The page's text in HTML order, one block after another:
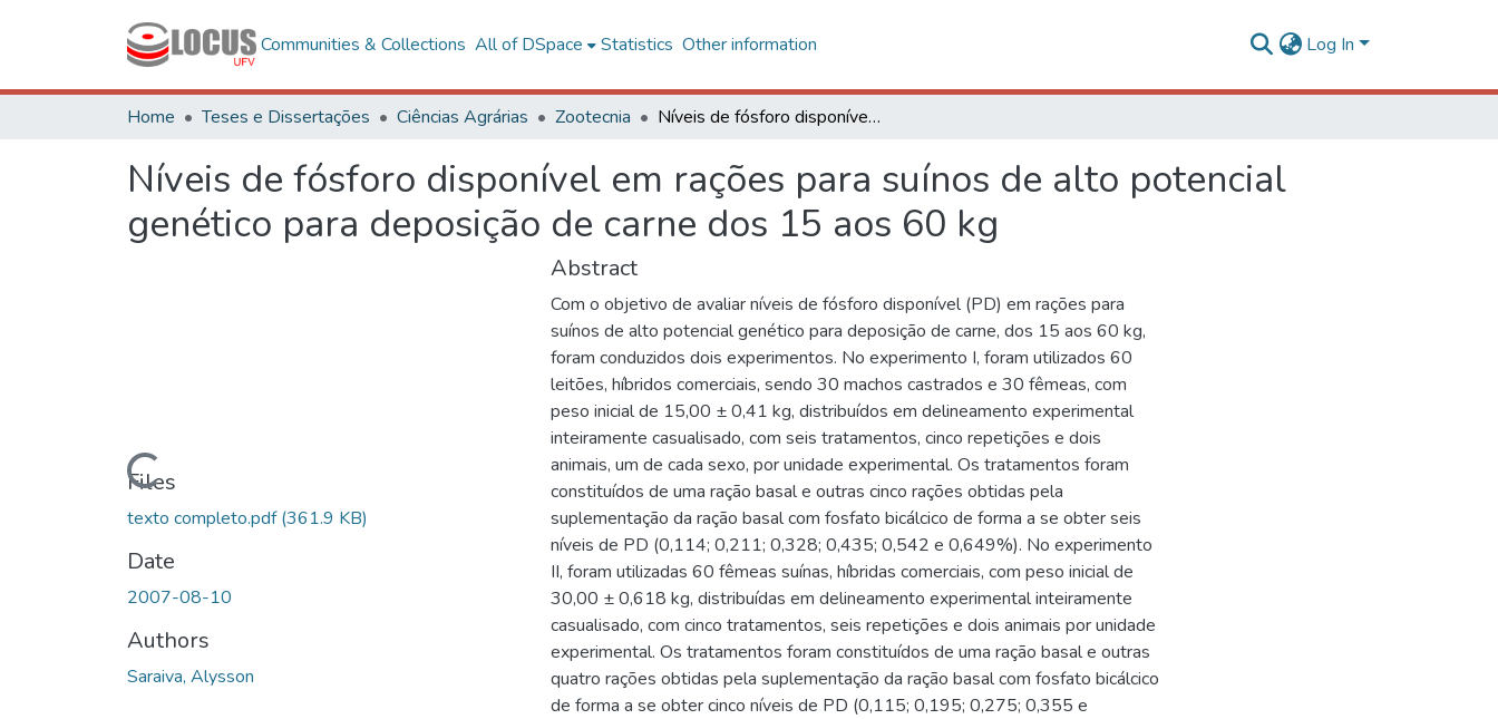
Communities & Collections All of DSpace Statistics Other information Log In
Home Teses e Dissertações Ciências Agrárias Zootecnia Níveis de fósforo disponível em rações para suínos de alto potencial genético para deposição de carne dos 15 aos 60 kg
Níveis de fósforo disponível em rações para suínos de alto potencial
genético para deposição de carne dos 15 aos 60 kg
Loading...
Files
texto completo.pdf(361.9 KB)
Date
2007-08-10
Authors
Saraiva, Alysson
Abstract
Com o objetivo de avaliar níveis de fósforo disponível (PD) em rações para
suínos de alto potencial genético para deposição de carne, dos 15 aos 60 kg,
foram conduzidos dois experimentos. No experimento I, foram utilizados 60
leitões, híbridos comerciais, sendo 30 machos castrados e 30 fêmeas, com
peso inicial de 15,00 ± 0,41 kg, distribuídos em delineamento experimental
inteiramente casualisado, com seis tratamentos, cinco repetições e dois
animais, um de cada sexo, por unidade experimental. Os tratamentos foram
constituídos de uma ração basal e outras cinco rações obtidas pela
suplementação da ração basal com fosfato bicálcico de forma a se obter seis
níveis de PD (0,114; 0,211; 0,328; 0,435; 0,542 e 0,649%). No experimento
II, foram utilizadas 60 fêmeas suínas, híbridas comerciais, com peso inicial de
30,00 ± 0,618 kg, distribuídas em delineamento experimental inteiramente
casualisado, com cinco tratamentos, seis repetições e dois animais por unidade
experimental. Os tratamentos foram constituídos de uma ração basal e outras
quatro rações obtidas pela suplementação da ração basal com fosfato bicálcico
de forma a se obter cinco níveis de PD (0,115; 0,195; 0,275; 0,355 e